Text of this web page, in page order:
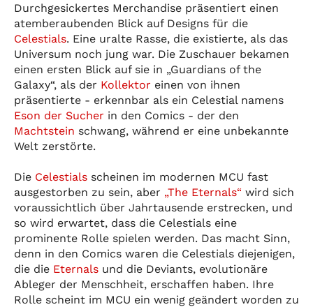
Durchgesickertes Merchandise präsentiert einen
atemberaubenden Blick auf Designs für die
Celestials. Eine uralte Rasse, die existierte, als das
Universum noch jung war. Die Zuschauer bekamen
einen ersten Blick auf sie in „Guardians of the
Galaxy“, als der Kollektor einen von ihnen
präsentierte - erkennbar als ein Celestial namens
Eson der Sucher in den Comics - der den
Machtstein schwang, während er eine unbekannte
Welt zerstörte.
Die Celestials scheinen im modernen MCU fast
ausgestorben zu sein, aber „The Eternals“ wird sich
voraussichtlich über Jahrtausende erstrecken, und
so wird erwartet, dass die Celestials eine
prominente Rolle spielen werden. Das macht Sinn,
denn in den Comics waren die Celestials diejenigen,
die die Eternals und die Deviants, evolutionäre
Ableger der Menschheit, erschaffen haben. Ihre
Rolle scheint im MCU ein wenig geändert worden zu